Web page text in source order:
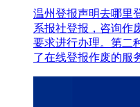
温州登报声明去哪里
系报社登报，咨询作
要求进行办理。第二
了在线登报作废的服